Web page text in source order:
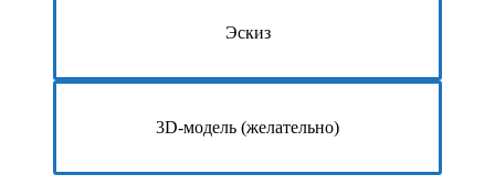
Эскиз
3D-модель (желательно)